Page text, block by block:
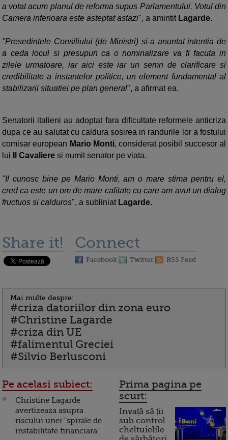
a votat acum planul de reforma supus Parlamentului. Votul din
Camera inferioara este asteptat astazi", a amintit Lagarde.
"Presedintele Consiliului (de Ministri) si-a anuntat intentia de
a ceda locul si presupun ca o nominalizare va fi facuta in
zilele urmatoare, iar aici este iar un semn de clarificare si
credibilitate a instantelor politice, un element fundamental al
stabilizarii situatiei pe plan general", a afirmat ea.
Senatorii italieni au adoptat fara dificultate reformele anticriza
dupa ce au salutat cu caldura sosirea in randurile lor a fostului
comisar european Mario Monti, considerat posibil succesor al
lui
Il Cavaliere si numit senator pe viata.
"Il cunosc bine pe Mario Monti, am o mare stima pentru el,
cred ca este un om de mare calitate cu care am avut un dialog
fructuos si calduros", a subliniat Lagarde.
Share it! Connect
Facebook Twitter RSS Feed
Mai multe despre:
#criza datoriilor din zona euro
#Christine Lagarde
#criza din UE
#falimentul Greciei
#Silvio Berlusconi
Pe acelasi subiect:
Christine Lagarde
avertizeaza asupra
riscului unei "spirale de
instabilitate financiara"
Prima pagina pe
scurt:
Invață să ții
sub control
cheltuielile